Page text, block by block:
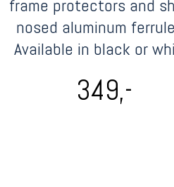
frame protectors and
nosed aluminum
Available in black or
349,-